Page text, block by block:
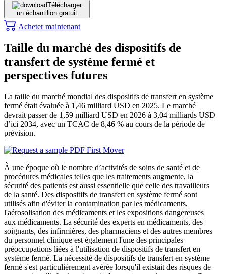
Télécharger
un échantillon gratuit
Acheter maintenant
Taille du marché des dispositifs de
transfert de système fermé et
perspectives futures
La taille du marché mondial des dispositifs de transfert en système
fermé était évaluée à 1,46 milliard USD en 2025. Le marché
devrait passer de 1,59 milliard USD en 2026 à 3,04 milliards USD
d’ici 2034, avec un TCAC de 8,46 % au cours de la période de
prévision.
À une époque où le nombre d’activités de soins de santé et de
procédures médicales telles que les traitements augmente, la
sécurité des patients est aussi essentielle que celle des travailleurs
de la santé. Des dispositifs de transfert en système fermé sont
utilisés afin d'éviter la contamination par les médicaments,
l'aérosolisation des médicaments et les expositions dangereuses
aux médicaments. La sécurité des experts en médicaments, des
soignants, des infirmières, des pharmaciens et des autres membres
du personnel clinique est également l'une des principales
préoccupations liées à l'utilisation de dispositifs de transfert en
système fermé. La nécessité de dispositifs de transfert en système
fermé s'est particulièrement avérée lorsqu'il existait des risques de